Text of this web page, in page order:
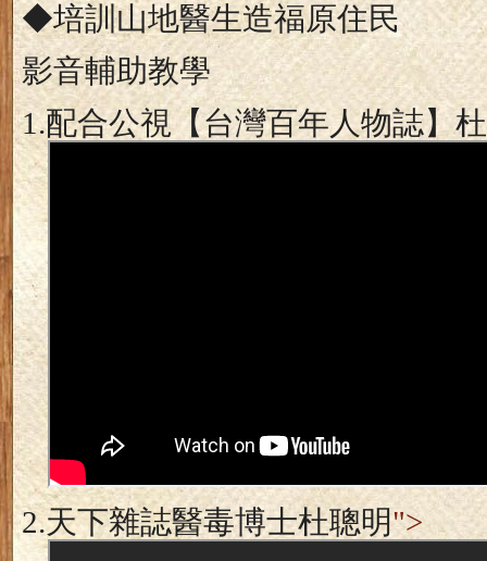
◆培訓山地醫生造福原住民
影音輔助教學
1.配合公視【台灣百年人物誌】
2.天下雜誌醫毒博士杜聰明">